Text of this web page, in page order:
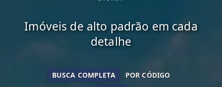
Imóveis de alto padrão em cada
detalhe
BUSCA COMPLETA POR CÓDIGO